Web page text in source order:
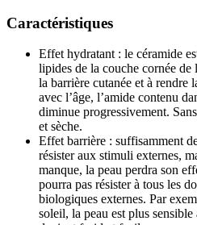
Caractéristiques
Effet hydratant : le céramide
lipides de la couche cornée de
la barrière cutanée et à rendre
avec l’âge, l’amide contenu
diminue progressivement.
et sèche.
Effet barrière : suffisamment
résister aux stimuli externes,
manque, la peau perdra son
pourra pas résister à tous les
biologiques externes. Par
soleil, la peau est plus